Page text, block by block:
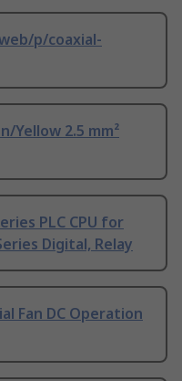
p/coaxial-
Yellow 2.5 mm²
PLC CPU for
Digital, Relay
Fan DC Operation